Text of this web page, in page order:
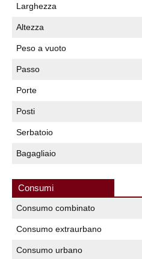
Larghezza
Altezza
Peso a vuoto
Passo
Porte
Posti
Serbatoio
Bagagliaio
Consumi
Consumo combinato
Consumo extraurbano
Consumo urbano